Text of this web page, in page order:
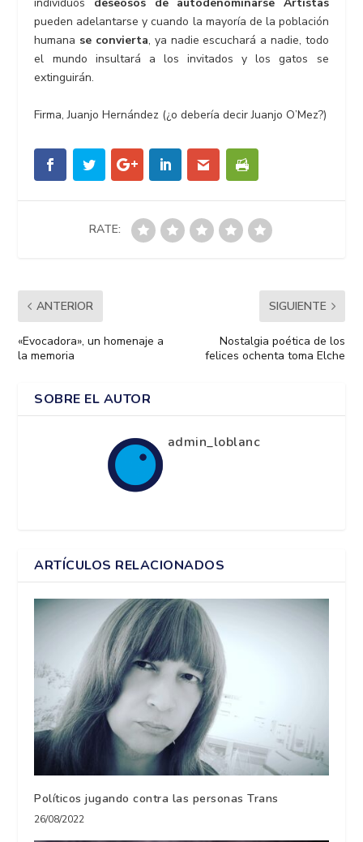
pueden adelantarse y cuando la mayoría de la población
humana se convierta, ya nadie escuchará a nadie, todo
el mundo insultará a los invitados y los gatos se
extinguirán.
Firma, Juanjo Hernández (¿o debería decir Juanjo O’Mez?)
RATE:
ANTERIOR
«Evocadora», un homenaje a
la memoria
SIGUIENTE
Nostalgia poética de los
felices ochenta toma Elche
SOBRE EL AUTOR
admin_loblanc
ARTÍCULOS RELACIONADOS
Políticos jugando contra las personas Trans
26/08/2022